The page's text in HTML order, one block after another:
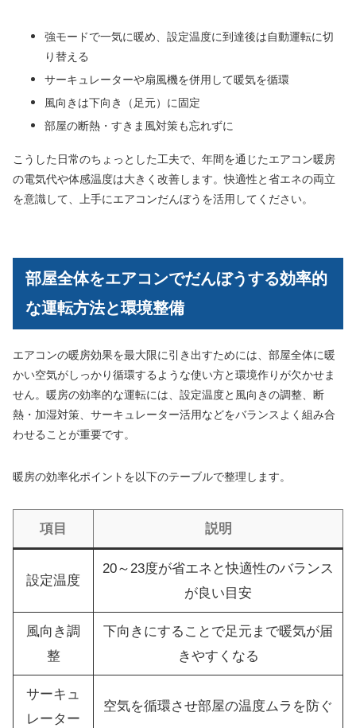
強モードで一気に暖め、設定温度に到達後は自動運転に切
り替える
サーキュレーターや扇風機を併用して暖気を循環
風向きは下向き（足元）に固定
部屋の断熱・すきま風対策も忘れずに
こうした日常のちょっとした工夫で、年間を通じたエアコン暖房
の電気代や体感温度は大きく改善します。快適性と省エネの両立
を意識して、上手にエアコンだんぼうを活用してください。
部屋全体をエアコンでだんぼうする効率的
な運転方法と環境整備
エアコンの暖房効果を最大限に引き出すためには、部屋全体に暖
かい空気がしっかり循環するような使い方と環境作りが欠かせま
せん。暖房の効率的な運転には、設定温度と風向きの調整、断
熱・加湿対策、サーキュレーター活用などをバランスよく組み合
わせることが重要です。
暖房の効率化ポイントを以下のテーブルで整理します。
項目 説明
設定温度
20～23度が省エネと快適性のバランス
が良い目安
風向き調
整
下向きにすることで足元まで暖気が届
きやすくなる
サーキュ
レーター
空気を循環させ部屋の温度ムラを防ぐ